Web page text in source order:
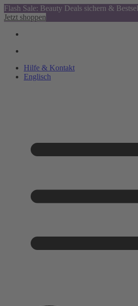
Flash Sale: Beauty Deals sichern &
Jetzt shoppen
Hilfe & Kontakt
Englisch